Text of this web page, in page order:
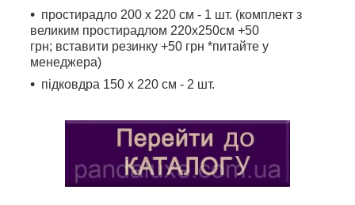
простирадло 200 х 220 см - 1 шт. (комплект з
великим простирадлом 220х250см +50
грн; вставити резинку +50 грн *питайте у
менеджера)
підковдра 150 х 220 см - 2 шт.